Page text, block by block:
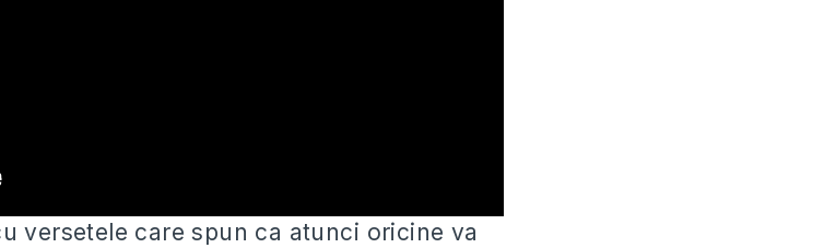
versetele care spun ca atunci oricine va